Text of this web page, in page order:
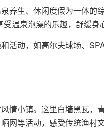
养生、休闲度假为一体的
温泉泡澡的乐趣，舒缓身
活动，如高尔夫球场、
情小镇。这里白墙黑瓦
网等活动，感受传统渔村文